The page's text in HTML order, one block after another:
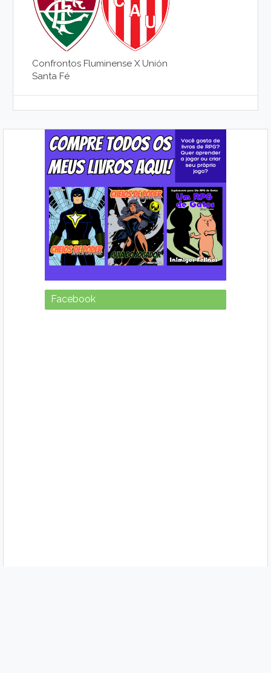
Confrontos Fluminense X Unión
Santa Fé
Facebook